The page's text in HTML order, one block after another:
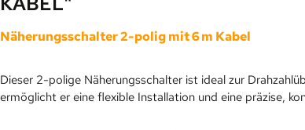
Näherungsschalter 2-polig mit 6 m Kabel
Dieser 2-polige Näherungsschalter ist ideal zur
ermöglicht er eine flexible Installation und eine präzise,